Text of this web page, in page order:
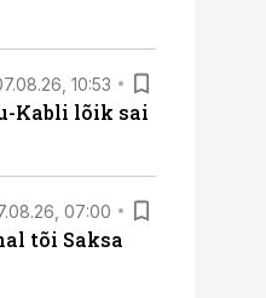
10:53
Kabli lõik sai
07:00
tõi Saksa